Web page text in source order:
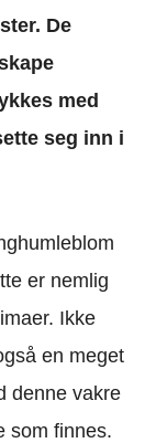
De
med
seg inn i
er nemlig
Ikke
en meget
denne vakre
som finnes.